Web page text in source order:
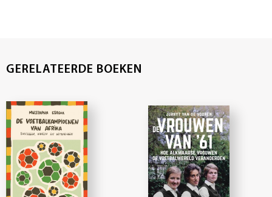
GERELATEERDE BOEKEN